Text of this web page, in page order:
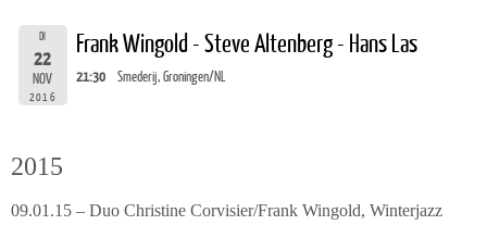
DI
22
NOV
2016
Frank Wingold - Steve Altenberg - Hans Las
21:30 Smederij, Groningen/NL
2015
09.01.15 – Duo Christine Corvisier/Frank Wingold, Winterjazz